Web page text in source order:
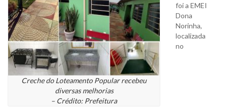
Creche do Loteamento Popular recebeu
diversas melhorias
– Crédito: Prefeitura
foi a EMEI
Dona
Norinha,
localizada
no